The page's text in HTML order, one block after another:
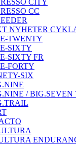
CITY
CC
NYHETER
TWENTY
SIXTY
SIXTY FR
FORTY
SIX
/ BIG.SEVEN